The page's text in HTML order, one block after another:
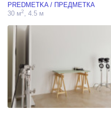
PREDMETKA / ПРЕДМЕТКА
30 м2 , 4.5 м